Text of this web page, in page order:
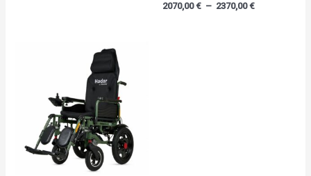
2070,00€ – 2370,00€